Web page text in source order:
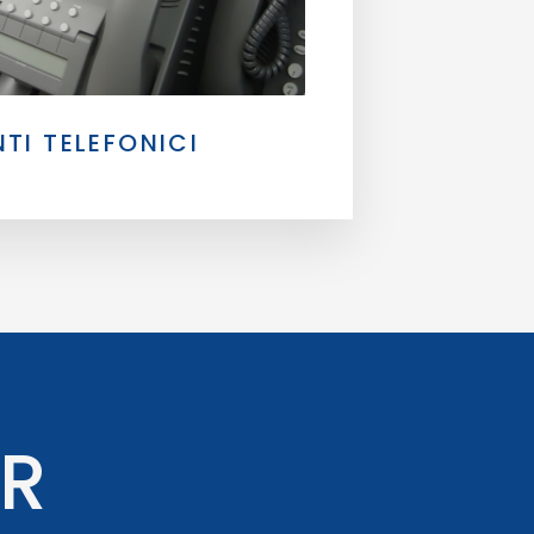
TELEFONICI